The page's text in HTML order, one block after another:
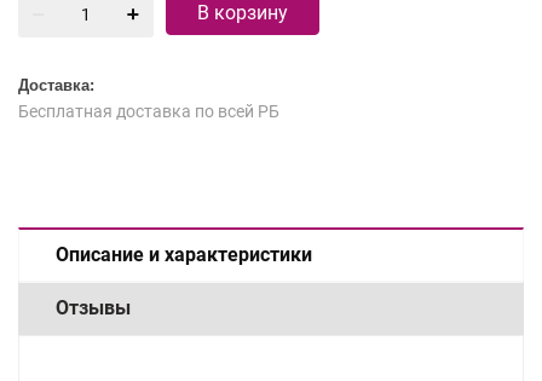
В корзину
Доставка:
Бесплатная доставка по всей РБ
Описание и характеристики
Отзывы